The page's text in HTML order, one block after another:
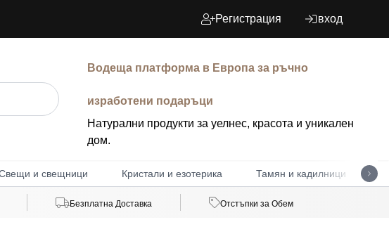
Регистрация вход
Водеща платформа в Европа за ръчно
изработени подаръци
Натурални продукти за уелнес, красота и уникален
дом.
и свещници Кристали и езотерика Тамян и кадилници
Безплатна Доставка Отстъпки за Обем